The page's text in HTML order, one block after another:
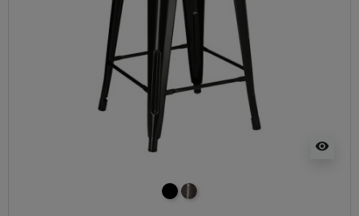
visibility
czarnymetalowy